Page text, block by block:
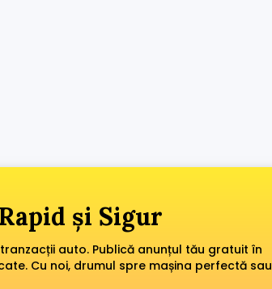
și Sigur
auto. Publică anunțul tău gratuit în
Cu noi, drumul spre mașina perfectă sau